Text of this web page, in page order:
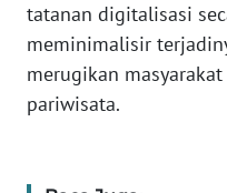
tatanan digitalisasi
meminimalisir
merugikan
pariwisata.
WN
JABAR
WN